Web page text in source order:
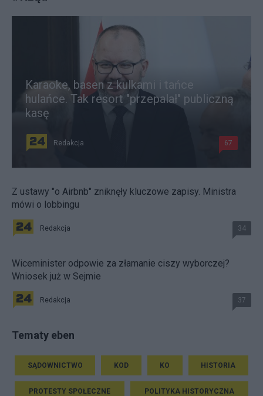
Karaoke, basen z kulkami i tańce
hulańce. Tak resort "przepalał" publiczną
kasę
Redakcja 67
Z ustawy "o Airbnb" zniknęły kluczowe zapisy. Ministra
mówi o lobbingu
Redakcja 34
Wiceminister odpowie za złamanie ciszy wyborczej?
Wniosek już w Sejmie
Redakcja 37
Tematy eben
SĄDOWNICTWO KOD KO HISTORIA
PROTESTY SPOŁECZNE POLITYKA HISTORYCZNA